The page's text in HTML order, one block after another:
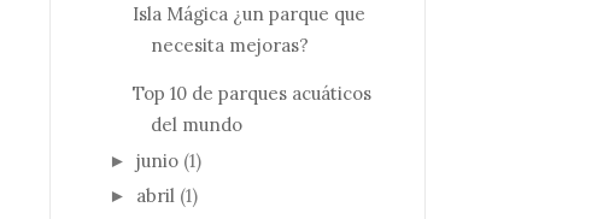
Isla Mágica ¿un parque que
necesita mejoras?
Top 10 de parques acuáticos
del mundo
► junio (1)
► abril (1)